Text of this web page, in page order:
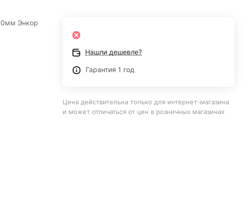
Энкор
Нашли дешевле?
Гарантия 1 год
Цена действительна только для интернет-магазина
и может отличаться от цен в розничных магазинах